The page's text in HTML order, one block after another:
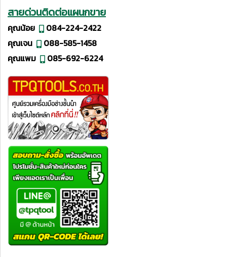
สายด่วนติดต่อแผนกขาย
คุณน้อย
084-224-2422
คุณเจน
088-585-1458
คุณแพม
085-692-6224